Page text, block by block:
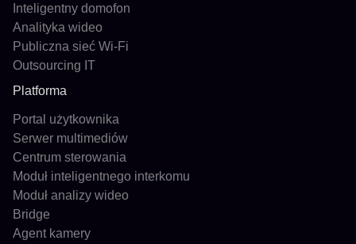
Inteligentny domofon
Analityka wideo
Publiczna sieć Wi-Fi
Outsourcing IT
Platforma
Portal użytkownika
Serwer multimediów
Centrum sterowania
Moduł inteligentnego interkomu
Moduł analizy wideo
Bridge
Agent kamery